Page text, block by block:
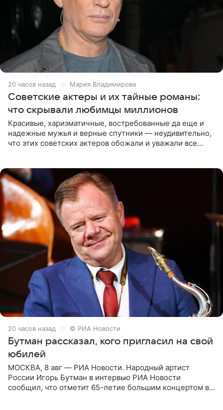
20 часов назад Мария Владимирова
Советские актеры и их тайные романы:
что скрывали любимцы миллионов
Красивые, харизматичные, востребованные да еще и
надежные мужья и верные спутники — неудивительно,
что этих советских актеров обожали и уважали все
20 часов назад © РИА Новости
Бутман рассказал, кого пригласил на свой
юбилей
МОСКВА, 8 авг — РИА Новости. Народный артист
России Игорь Бутман в интервью РИА Новости
сообщил, что отметит 65-летие большим концертом в